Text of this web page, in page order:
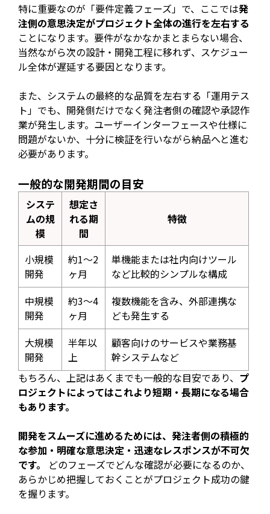
特に重要なのが「要件定義フェーズ」で、ここでは発
注側の意思決定がプロジェクト全体の進行を左右する
ことになります。要件がなかなかまとまらない場合、
当然ながら次の設計・開発工程に移れず、スケジュー
ル全体が遅延する要因となります。
また、システムの最終的な品質を左右する「運用テス
ト」でも、開発側だけでなく発注者側の確認や承認作
業が発生します。ユーザーインターフェースや仕様に
問題がないか、十分に検証を行いながら納品へと進む
必要があります。
一般的な開発期間の目安
システ
ムの規
模
想定さ
れる期
間
特徴
小規模
開発
約1〜2
ヶ月
単機能または社内向けツール
など比較的シンプルな構成
中規模
開発
約3〜4
ヶ月
複数機能を含み、外部連携な
ども発生する
大規模
開発
半年以
上
顧客向けのサービスや業務基
幹システムなど
もちろん、上記はあくまでも一般的な目安であり、 プ
ロジェクトによってはこれより短期・長期になる場合
もあります。
開発をスムーズに進めるためには、発注者側の積極的
な参加・明確な意思決定・迅速なレスポンスが不可欠
です。
どのフェーズでどんな確認が必要になるのか、
あらかじめ把握しておくことがプロジェクト成功の鍵
を握ります。